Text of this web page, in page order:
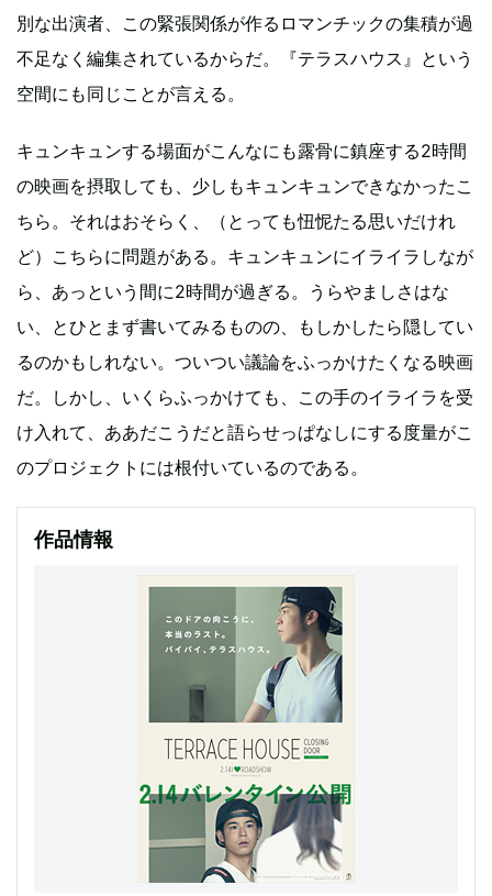
別な出演者、この緊張関係が作るロマンチックの集積が過
不足なく編集されているからだ。『テラスハウス』という
空間にも同じことが言える。
キュンキュンする場面がこんなにも露骨に鎮座する2時間
の映画を摂取しても、少しもキュンキュンできなかったこ
ちら。それはおそらく、（とっても忸怩たる思いだけれ
ど）こちらに問題がある。キュンキュンにイライラしなが
ら、あっという間に2時間が過ぎる。うらやましさはな
い、とひとまず書いてみるものの、もしかしたら隠してい
るのかもしれない。ついつい議論をふっかけたくなる映画
だ。しかし、いくらふっかけても、この手のイライラを受
け入れて、ああだこうだと語らせっぱなしにする度量がこ
のプロジェクトには根付いているのである。
作品情報